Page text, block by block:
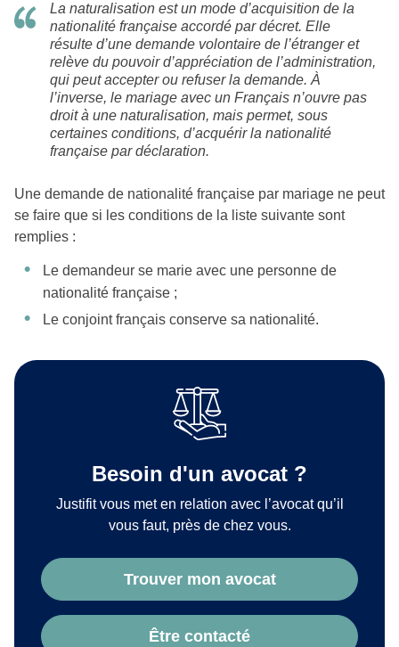
La naturalisation est un mode d’acquisition de la
nationalité française accordé par décret. Elle
résulte d’une demande volontaire de l’étranger et
relève du pouvoir d’appréciation de l’administration,
qui peut accepter ou refuser la demande. À
l’inverse, le mariage avec un Français n’ouvre pas
droit à une naturalisation, mais permet, sous
certaines conditions, d’acquérir la nationalité
française par déclaration.
Une demande de nationalité française par mariage ne peut
se faire que si les conditions de la liste suivante sont
remplies :
Le demandeur se marie avec une personne de
nationalité française ;
Le conjoint français conserve sa nationalité.
Besoin d'un avocat ?
Justifit vous met en relation avec l’avocat qu’il
vous faut, près de chez vous.
Trouver mon avocat
Être contacté